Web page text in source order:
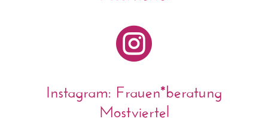

Instagram: Frauen*beratung
Mostviertel